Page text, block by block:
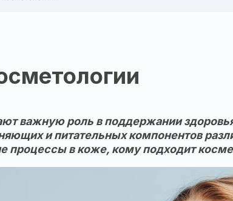
важную роль в поддержании
и питательных компонентов
процессы в коже, кому подходит